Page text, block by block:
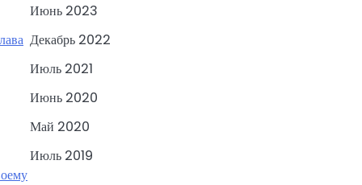
Июнь 2023
Декабрь 2022
Июль 2021
Июнь 2020
Май 2020
Июль 2019